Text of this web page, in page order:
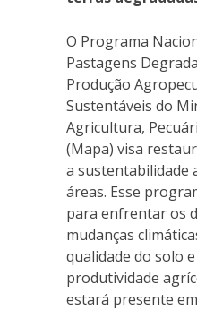
O Programa
Pastagens
Produção
Sustentáveis do
Agricultura,
(Mapa) visa
a sustentabilidade
áreas. Esse
para enfrentar os
mudanças
qualidade do solo
produtividade
estará presente